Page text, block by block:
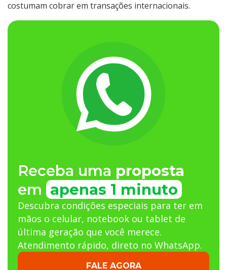
costumam cobrar em transações internacionais.
Receba uma proposta
em apenas 1 minuto
Descubra condições especiais para ter em
mãos o celular, notebook ou tablet de
última geração que você merece.
Atendimento rápido, direto no WhatsApp.
FALE AGORA